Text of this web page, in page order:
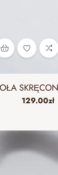
129.00zł